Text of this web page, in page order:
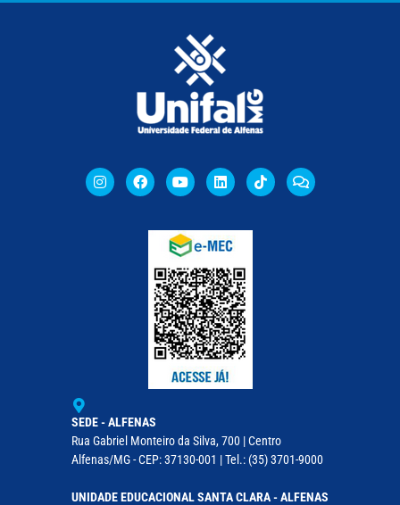
SEDE - ALFENAS
Rua Gabriel Monteiro da Silva, 700 | Centro
Alfenas/MG - CEP: 37130-001 | Tel.: (35) 3701-9000
UNIDADE EDUCACIONAL SANTA CLARA - ALFENAS